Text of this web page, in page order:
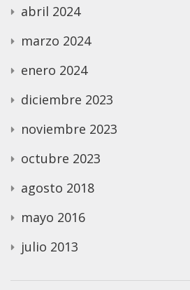
abril 2024
marzo 2024
enero 2024
diciembre 2023
noviembre 2023
octubre 2023
agosto 2018
mayo 2016
julio 2013